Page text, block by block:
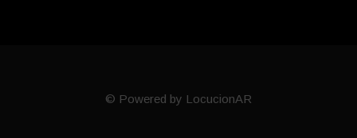
© Powered by LocucionAR